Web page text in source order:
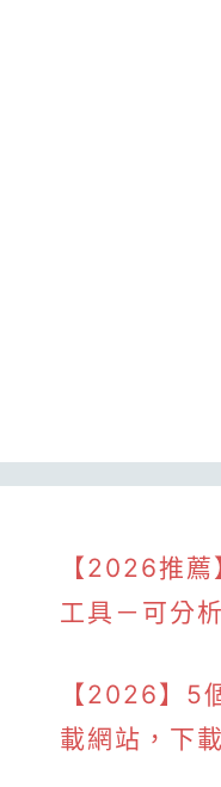
【2026推
工具－可分
【2026】5
載網站，下